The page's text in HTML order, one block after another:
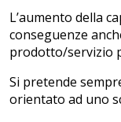
L’aumento della
conseguenze
prodotto/servizio
Si pretende
orientato ad uno